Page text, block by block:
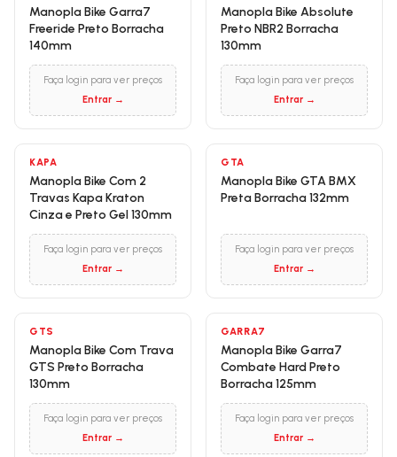
Manopla Bike Garra7
Freeride Preto Borracha
140mm
Faça login para ver preços
Entrar →
Manopla Bike Absolute
Preto NBR2 Borracha
130mm
Faça login para ver preços
Entrar →
KAPA
Manopla Bike Com 2
Travas Kapa Kraton
Cinza e Preto Gel 130mm
Faça login para ver preços
Entrar →
GTA
Manopla Bike GTA BMX
Preta Borracha 132mm
Faça login para ver preços
Entrar →
GTS
Manopla Bike Com Trava
GTS Preto Borracha
130mm
Faça login para ver preços
Entrar →
GARRA7
Manopla Bike Garra7
Combate Hard Preto
Borracha 125mm
Faça login para ver preços
Entrar →